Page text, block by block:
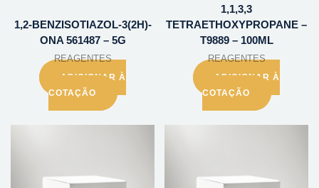
1,2-BENZISOTIAZOL-3(2H)-
ONA 561487 – 5G
REAGENTES
ADICIONAR À
COTAÇÃO
1,1,3,3
TETRAETHOXYPROPANE –
T9889 – 100ML
REAGENTES
ADICIONAR À
COTAÇÃO